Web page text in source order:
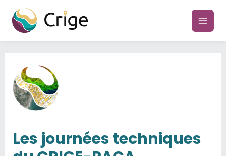
contenu
main
Les journées techniques